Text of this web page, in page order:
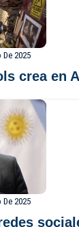
De 2025
crea en
De 2025